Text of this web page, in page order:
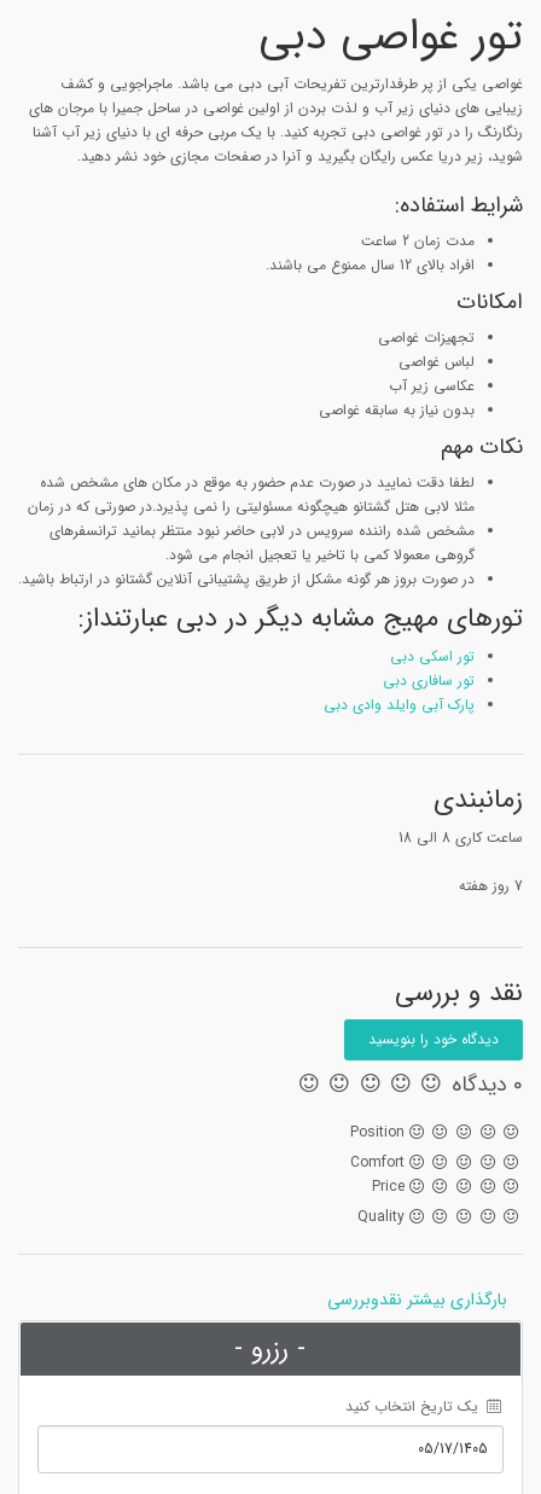
تور غواصی دبی
غواصی یکی از پر طرفدارترین تفریحات آبی دبی می باشد. ماجراجویی و کشف
زیبایی های دنیای زیر آب و لذت بردن از اولین غواصی در ساحل جمیرا با مرجان های
رنگارنگ را در تور غواصی دبی تجربه کنید. با یک مربی حرفه ای با دنیای زیر آب آشنا
شوید، زیر دریا عکس رایگان بگیرید و آنرا در صفحات مجازی خود نشر دهید.
شرایط استفاده:
مدت زمان 2 ساعت
افراد بالای 12 سال ممنوع می باشند.
امکانات
تجهیزات غواصی
لباس غواصی
عکاسی زیر آب
بدون نیاز به سابقه غواصی
نکات مهم
لطفا دقت نمایید در صورت عدم حضور به موقع در مکان های مشخص شده
مثلا لابی هتل گشتانو هیچگونه مسئولیتی را نمی پذیرد.در صورتی که در زمان
مشخص شده راننده سرویس در لابی حاضر نبود منتظر بمانید ترانسفرهای
گروهی معمولا کمی با تاخیر یا تعجیل انجام می شود.
در صورت بروز هر گونه مشکل از طریق پشتیبانی آنلاین گشتانو در ارتباط باشید.
تورهای مهیج مشابه دیگر در دبی عبارتنداز:
تور اسکی دبی
تور سافاری دبی
پارک آبی وایلد وادی دبی
زمانبندی
ساعت کاری 8 الی 18
7 روز هفته
نقد و بررسی
دیدگاه خود را بنویسید
0 دیدگاه
Position
Comfort
Price
Quality
بارگذاری بیشتر نقدوبررسی
- رزرو -
یک تاریخ انتخاب کنید